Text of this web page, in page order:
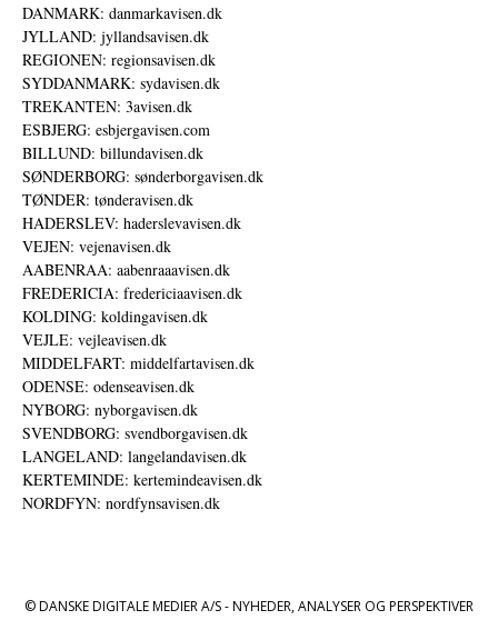
DANMARK: danmarkavisen.dk
JYLLAND: jyllandsavisen.dk
REGIONEN: regionsavisen.dk
SYDDANMARK: sydavisen.dk
TREKANTEN: 3avisen.dk
ESBJERG: esbjergavisen.com
BILLUND: billundavisen.dk
SØNDERBORG: sønderborgavisen.dk
TØNDER: tønderavisen.dk
HADERSLEV: haderslevavisen.dk
VEJEN: vejenavisen.dk
AABENRAA: aabenraaavisen.dk
FREDERICIA: fredericiaavisen.dk
KOLDING: koldingavisen.dk
VEJLE: vejleavisen.dk
MIDDELFART: middelfartavisen.dk
ODENSE: odenseavisen.dk
NYBORG: nyborgavisen.dk
SVENDBORG: svendborgavisen.dk
LANGELAND: langelandavisen.dk
KERTEMINDE: kertemindeavisen.dk
NORDFYN: nordfynsavisen.dk
© DANSKE DIGITALE MEDIER A/S - NYHEDER, ANALYSER OG PERSPEKTIVER